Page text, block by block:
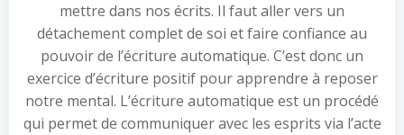
mettre dans nos écrits. Il faut aller vers un
détachement complet de soi et faire confiance au
pouvoir de l’écriture automatique. C’est donc un
exercice d’écriture positif pour apprendre à reposer
notre mental. L’écriture automatique est un procédé
qui permet de communiquer avec les esprits via l’acte